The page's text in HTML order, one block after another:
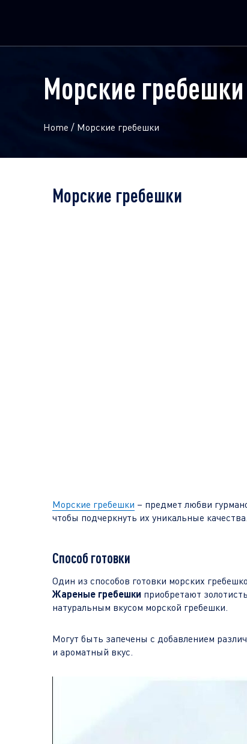
Морские гребешки
Home / Морские гребешки
Морские гребешки
Морские гребешки – предмет любви
чтобы подчеркнуть их уникальные качества.
Способ готовки
Один из способов готовки морских
Жареные гребешки приобретают
натуральным вкусом морской гребешки.
Могут быть запечены с добавлением
и ароматный вкус.